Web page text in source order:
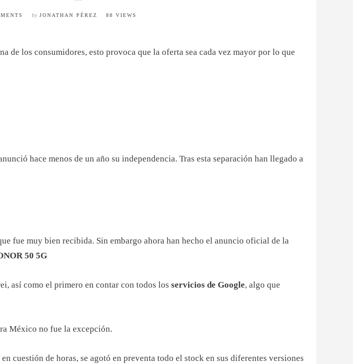
by JONATHAN PÉREZ 88 VIEWS
de los consumidores, esto provoca que la oferta sea cada vez mayor por lo que
hace menos de un año su independencia. Tras esta separación han llegado a
fue muy bien recibida. Sin embargo ahora han hecho el anuncio oficial de la
50 5G
así como el primero en contar con todos los servicios de Google, algo que
México no fue la excepción.
cuestión de horas, se agotó en preventa todo el stock en sus diferentes versiones